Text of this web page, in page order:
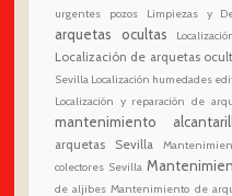
urgentes pozos
Limpiezas y
arquetas ocultas
Localización de arquetas
Sevilla Localización humedades
Localización y reparación de
mantenimiento
arquetas Sevilla
colectores Sevilla
de aljibes Mantenimiento de